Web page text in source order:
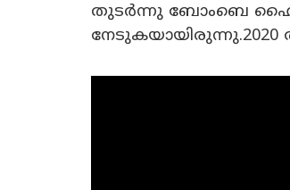
തുടർന്നു ബോംബെ
നേടുകയായിരുന്നു.2020